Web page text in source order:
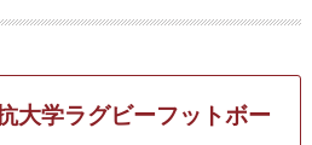
大学ラグビーフットボー